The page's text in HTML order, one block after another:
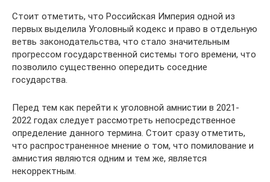
Стоит отметить, что Российская Империя одной из
первых выделила Уголовный кодекс и право в отдельную
ветвь законодательства, что стало значительным
прогрессом государственной системы того времени, что
позволило существенно опередить соседние
государства.
Перед тем как перейти к уголовной амнистии в 2021-
2022 годах следует рассмотреть непосредственное
определение данного термина. Стоит сразу отметить,
что распространенное мнение о том, что помилование и
амнистия являются одним и тем же, является
некорректным.